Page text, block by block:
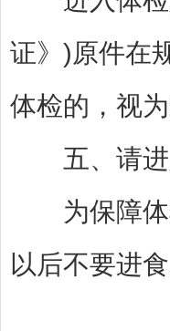
证》)原件在
体检的，视
五、请进
为保障体
以后不要进